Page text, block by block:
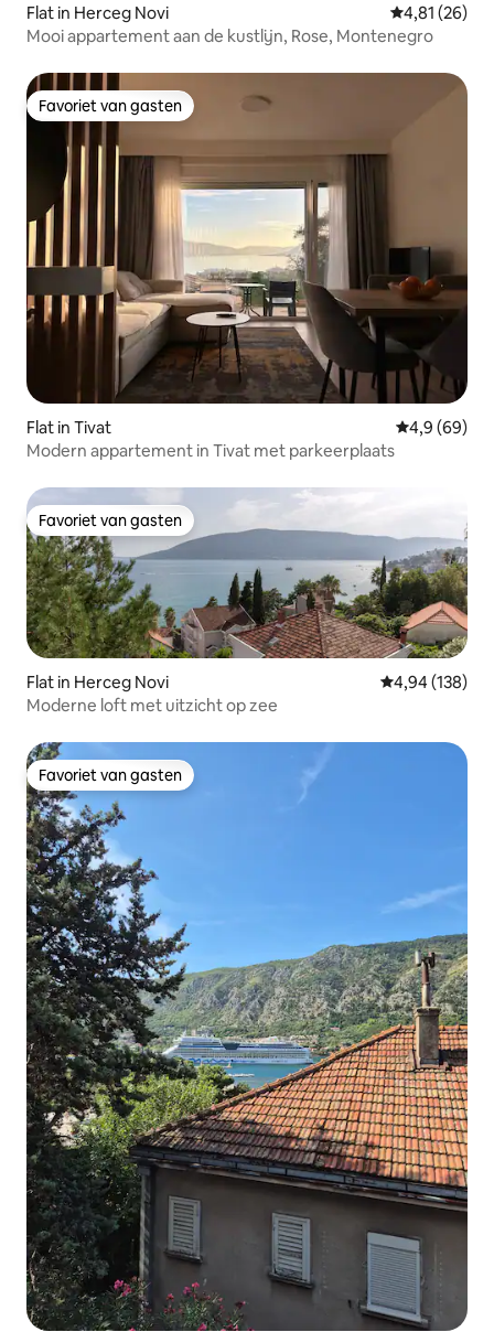
Flat in Herceg Novi Gemiddelde
4,81 (26)
Mooi appartement aan de kustlijn, Rose, Montenegro
Favoriet van gasten
Favoriet van gasten
Flat in Tivat Gemiddelde
4,9 (69)
Modern appartement in Tivat met parkeerplaats
Favoriet van gasten
Favoriet van gasten
Flat in Herceg Novi Gemiddelde
4,94 (138)
Moderne loft met uitzicht op zee
Favoriet van gasten
Favoriet van gasten